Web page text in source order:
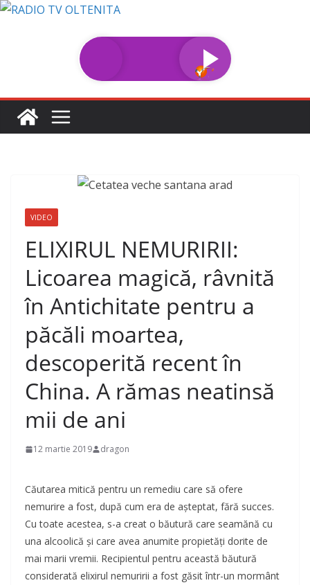
Sari
VIDEO
ELIXIRUL NEMURIRII:
Licoarea magică, râvnită
în Antichitate pentru a
păcăli moartea,
descoperită recent în
China. A rămas neatinsă
mii de ani
12 martie 2019 dragon
Căutarea mitică pentru un remediu care să ofere
nemurire a fost, după cum era de aşteptat, fără succes.
Cu toate acestea, s-a creat o băutură care seamănă cu
una alcoolică şi care avea anumite propietăţi dorite de
mai marii vremii. Recipientul pentru această băutură
considerată elixirul nemuririi a fost găsit într-un mormânt